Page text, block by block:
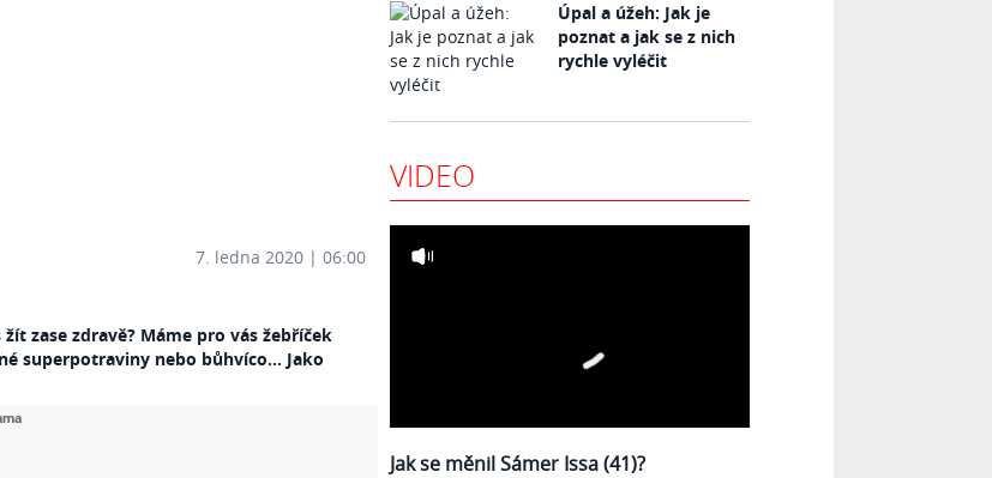
7. ledna 2020 | 06:00
zase zdravě? Máme pro vás žebříček
superpotraviny nebo bůhvíco... Jako
Úpal a úžeh: Jak je
poznat a jak se z nich
rychle vyléčit
VIDEO
Jak se měnil Sámer Issa (41)?